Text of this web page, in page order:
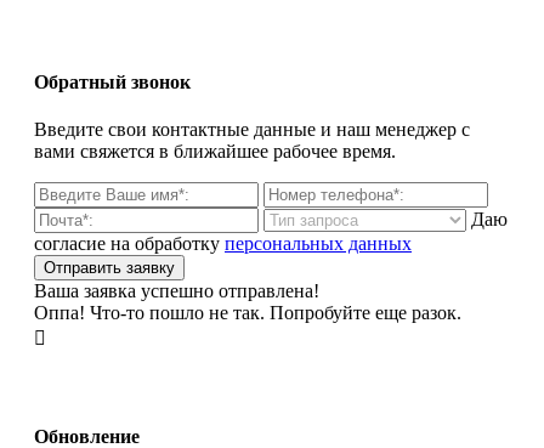
Обратный звонок
Введите свои контактные данные и наш менеджер с
вами свяжется в ближайшее рабочее время.
Даю
согласие на обработку персональных данных
Ваша заявка успешно отправлена!
Оппа! Что-то пошло не так. Попробуйте еще разок.

Обновление